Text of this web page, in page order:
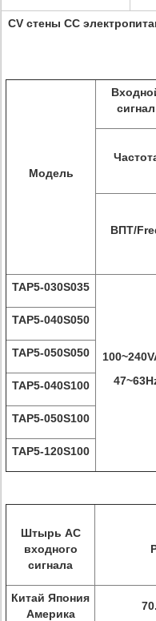
CV стены CC
Модель
сигнал
ВПТ/
TAP5-030S035
TAP5-040S050
TAP5-050S050
TAP5-040S100
TAP5-050S100
TAP5-120S100
Штырь AC
входного
сигнала
Китай Япония
Америка